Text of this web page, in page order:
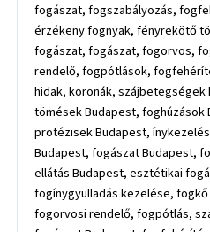
fogászat, fogszabályozás,
érzékeny fognyak, fényrekötő
fogászat, fogászat, fogorvos,
rendelő, fogpótlások,
hidak, koronák,
tömések Budapest, foghúzások
protézisek Budapest,
Budapest, fogászat Budapest,
ellátás Budapest, esztétikai
fogínygyulladás kezelése,
fogorvosi rendelő, fogpótlás,